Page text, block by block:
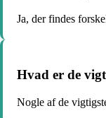
Ja, der findes
Hvad er de
Nogle af de